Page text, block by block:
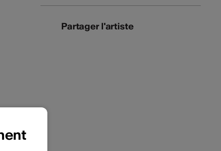
Partager l'artiste